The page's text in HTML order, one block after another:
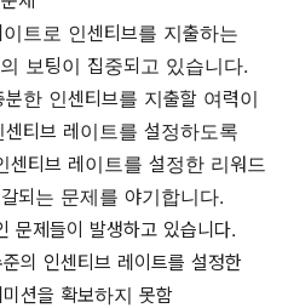
트로 인센티브를 지출하는
보팅이 집중되고 있습니다.
한 인센티브를 지출할 여력이
티브 레이트를 설정하도록
티브 레이트를 설정한 리워드
되는 문제를 야기합니다.
문제들이 발생하고 있습니다.
의 인센티브 레이트를 설정한
션을 확보하지 못함